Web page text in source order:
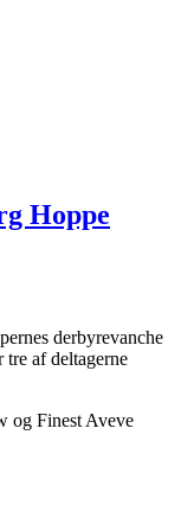
Hoppe
derbyrevanche
tre af deltagerne
og Finest Aveve